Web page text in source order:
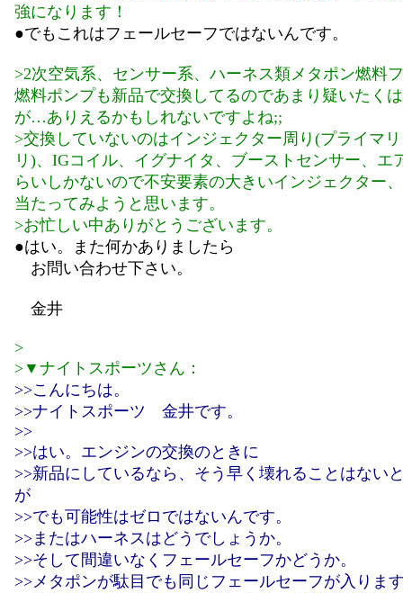
強になります！
●でもこれはフェールセーフではないんです。
>2次空気系、センサー系、ハーネス類メタポン燃料
燃料ポンプも新品で交換してるのであまり疑いたく
が…ありえるかもしれないですよね;;
>交換していないのはインジェクター周り(プライマ
リ)、IGコイル、イグナイタ、ブーストセンサー、エ
らいしかないので不安要素の大きいインジェクター
当たってみようと思います。
>お忙しい中ありがとうございます。
●はい。また何かありましたら
お問い合わせ下さい。
金井
>
>▼ナイトスポーツさん：
>>こんにちは。
>>ナイトスポーツ 金井です。
>>
>>はい。エンジンの交換のときに
>>新品にしているなら、そう早く壊れることはない
が
>>でも可能性はゼロではないんです。
>>またはハーネスはどうでしょうか。
>>そして間違いなくフェールセーフかどうか。
>>メタポンが駄目でも同じフェールセーフが入りま